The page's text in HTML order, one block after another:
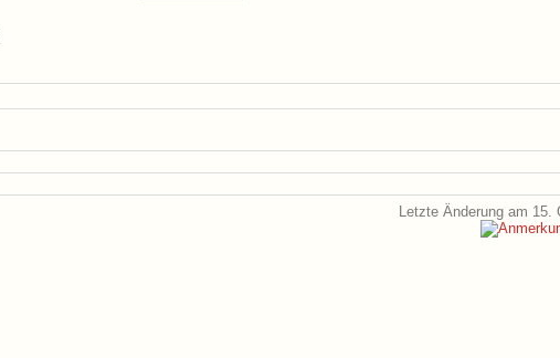
Letzte Änderung am 15.